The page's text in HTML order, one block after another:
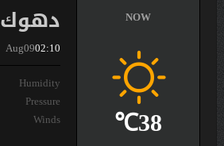
دهوك
Aug0902:10
Humidity
Pressure
Winds
NOW
38℃